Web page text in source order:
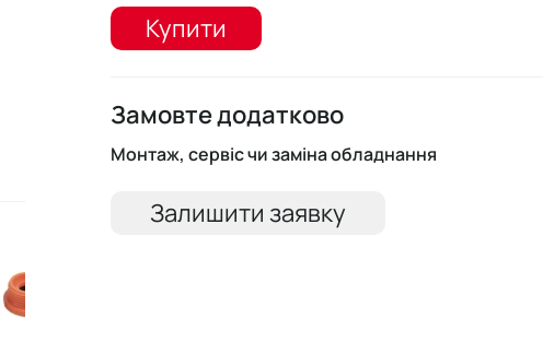
Купити
Замовте додатково
Монтаж, сервіс чи заміна обладнання
Залишити заявку